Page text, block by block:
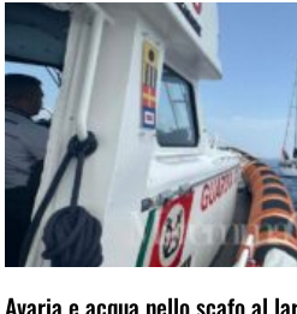
Avaria e acqua nello scafo al